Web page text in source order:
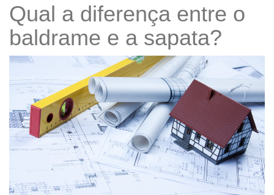
Qual a diferença entre o
baldrame e a sapata?